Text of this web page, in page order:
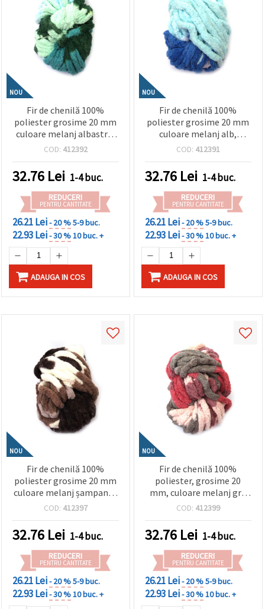
NOU
Fir de chenilă 100%
poliester grosime 20 mm
culoare melanj albastru,
verde, mentă ~240 grame
COD: 412392
32.76 Lei 1-4 buc.
REDUCERI
PENTRU CANTITATE
26.21 Lei- 20 %5-9 buc.
22.93 Lei- 30 %10 buc. +
ADAUGA IN COS
NOU
Fir de chenilă 100%
poliester grosime 20 mm
culoare melanj alb,
albastru deschis, albastru
metri
COD: 412391
32.76 Lei 1-4 buc.
REDUCERI
PENTRU CANTITATE
26.21 Lei- 20 %5-9 buc.
22.93 Lei- 30 %10 buc. +
ADAUGA IN COS
NOU
Fir de chenilă 100%
poliester grosime 20 mm
culoare melanj șampanie,
maro, gri ~240 grame -25
COD: 412397
32.76 Lei 1-4 buc.
REDUCERI
PENTRU CANTITATE
26.21 Lei- 20 %5-9 buc.
22.93 Lei- 30 %10 buc. +
NOU
Fir de chenilă 100%
poliester, grosime 20
mm, culoare melanj gri,
roz, pudră, violet ~240
COD: 412399
32.76 Lei 1-4 buc.
REDUCERI
PENTRU CANTITATE
26.21 Lei- 20 %5-9 buc.
22.93 Lei- 30 %10 buc. +